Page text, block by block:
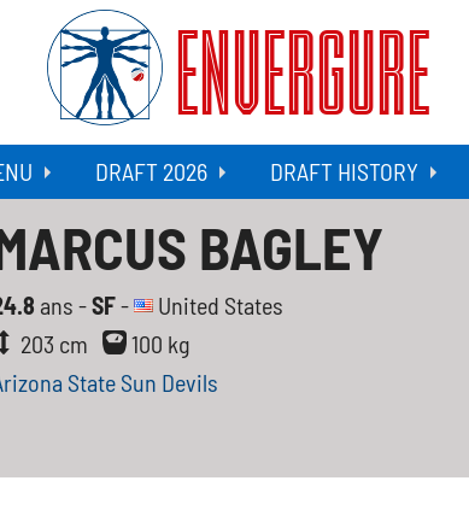
ENVERGURE
DRAFT 2026 DRAFT HISTORY
BAGLEY
ans -SF-
United States
203 cm
100 kg
State Sun Devils